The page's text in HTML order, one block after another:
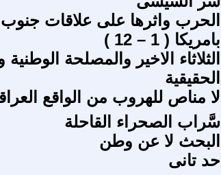
الحرب واثرها على علاقات
بامريكا ( 1 – 12 )
الثلاثاء الاخير والمصلحة
الحقيقية
لا مناص للهروب من الواقع
سَّراب الصحراء القاحلة
البحث لا عن وطن
حد تانى